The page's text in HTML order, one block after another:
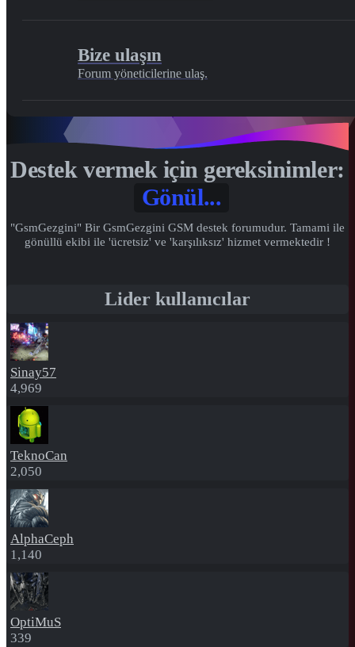
Bize ulaşın
Forum yöneticilerine ulaş.
Destek vermek için gereksinimler:
Gönül...
"GsmGezgini" Bir GsmGezgini GSM destek forumudur. Tamami ile
gönüllü ekibi ile 'ücretsiz' ve 'karşılıksız' hizmet vermektedir !
Lider kullanıcılar
Sinay57
4,969
TeknoCan
2,050
AlphaCeph
1,140
OptiMuS
339